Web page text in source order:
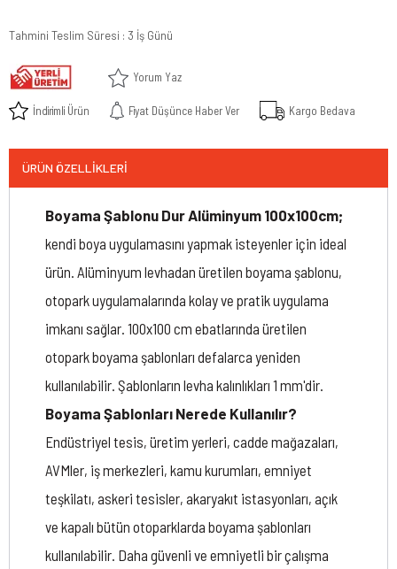
Tahmini Teslim Süresi : 3 İş Günü
Yorum Yaz
İndirimli Ürün Fiyat Düşünce Haber Ver Kargo Bedava
ÜRÜN ÖZELLIKLERI
Boyama Şablonu Dur Alüminyum 100x100cm;
kendi boya uygulamasını yapmak isteyenler için ideal
ürün. Alüminyum levhadan üretilen boyama şablonu,
otopark uygulamalarında kolay ve pratik uygulama
imkanı sağlar. 100x100 cm ebatlarında üretilen
otopark boyama şablonları defalarca yeniden
kullanılabilir. Şablonların levha kalınlıkları 1 mm'dir.
Boyama Şablonları Nerede Kullanılır?
Endüstriyel tesis, üretim yerleri, cadde mağazaları,
AVMler, iş merkezleri, kamu kurumları, emniyet
teşkilatı, askeri tesisler, akaryakıt istasyonları, açık
ve kapalı bütün otoparklarda boyama şablonları
kullanılabilir. Daha güvenli ve emniyetli bir çalışma